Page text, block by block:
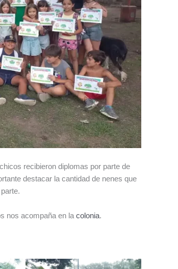
recibieron diplomas por parte de
destacar la cantidad de nenes que
nos acompaña en lacolonia.